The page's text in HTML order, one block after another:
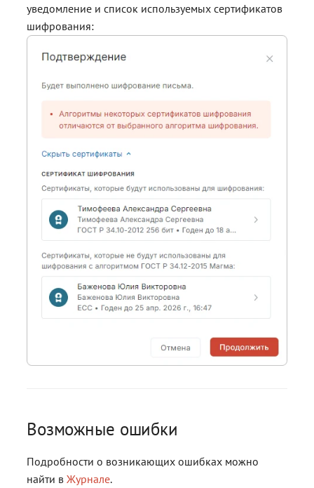
уведомление и список используемых сертификатов
шифрования:
Возможные ошибки
Подробности о возникающих ошибках можно
найти вЖурнале.